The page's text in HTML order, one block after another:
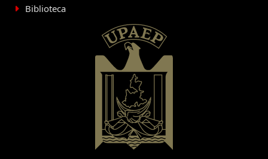
Biblioteca